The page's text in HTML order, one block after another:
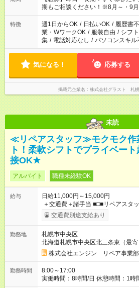
期もご相談ください！※8月～・9
特徴 週1日からOK / 日払いOK / 履歴書
業・WワークOK / 服装自由 / シフ
集 / 電話対応なし / パソコンスキル
気になる！ 応募する
掲載元企業名 株式会社グラスト 札
未読
≪リペアスタッフ≫モクモク作
ト！柔軟シフトでプライベー
接OK★
アルバイト 職種未経験OK
給与
日給11,000円～15,000円
＋交通費＋諸手当 ■□■リペアスタッフ経験者の方は…■□■ 技術
チェック後に日給を決定します！
倍』！ ・その他手当により『1.5
交通費規定支給 ◆残業手当あり ◆
(2000円/1日) ※宿泊を伴う現場の場合 ◆先輩スタッフの
﹋﹋﹋﹋﹋﹋﹋﹋﹋﹋﹋ ・週5日勤
×20勤務 ＞＞月収22万円＋諸手当 【試用期間】試用期間あり 試
用期間の長さ：6ヶ月 ※ 雇用形態と
分があります。 雇用形態：本採用
交通費別途支給あり
勤務地
札幌市中央区
北海道札幌市中央区北三条東（最寄
株式会社エンジン リペア事業部
勤務時間
8:00～17:00
実働時間：8時間/日 休憩時間：1
★週4～5日入れる方大歓迎！※日